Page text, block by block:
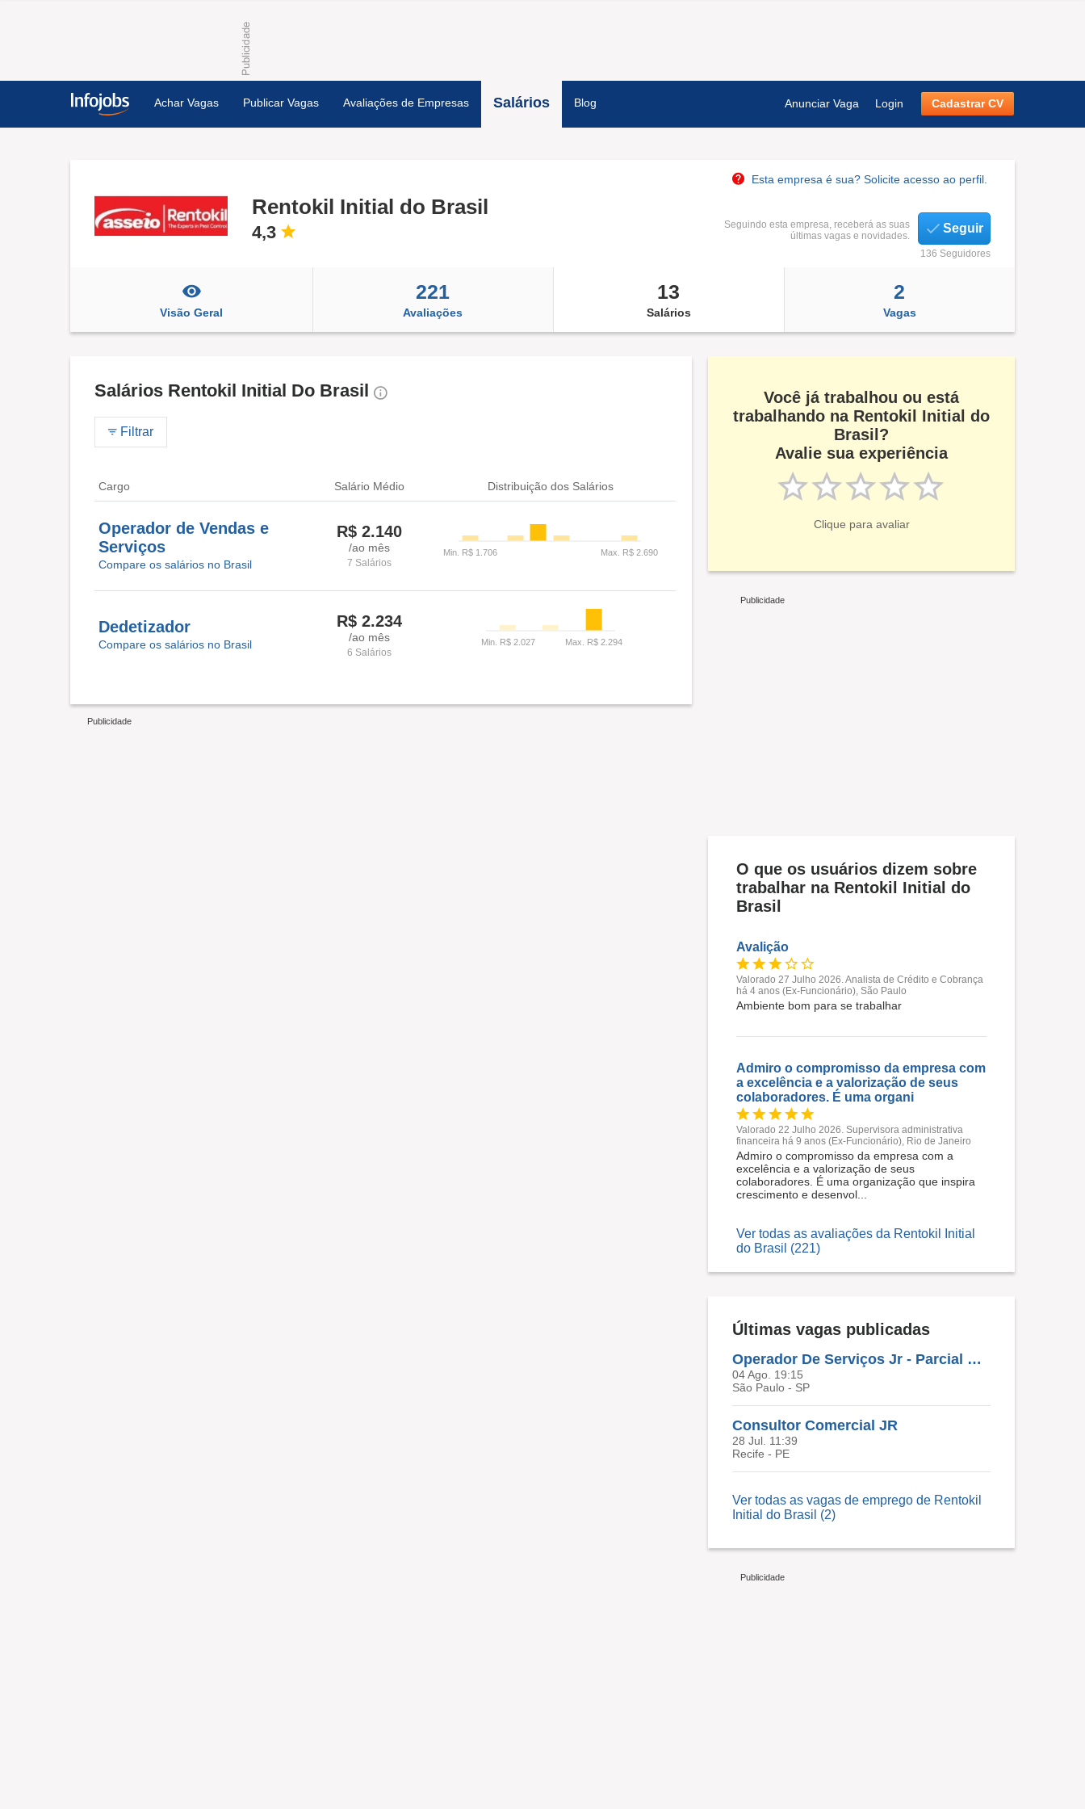
Achar Vagas Publicar Vagas Avaliações de Empresas Salários Blog Anunciar Vaga Login Cadastrar CV
Esta empresa é sua? Solicite acesso ao perfil.
Rentokil Initial do Brasil
4,3
Seguindo esta empresa, receberá as suas
últimas vagas e novidades.
Seguir
136 Seguidores
Visão Geral
221
Avaliações
13
Salários
2
Vagas
Salários Rentokil Initial Do Brasil
Filtrar
Cargo Salário Médio Distribuição dos Salários
Operador de Vendas e
Serviços
Compare os salários no Brasil
R$ 2.140
/ao mês
7 Salários
Dedetizador
Compare os salários no Brasil
R$ 2.234
/ao mês
6 Salários
Você já trabalhou ou está
trabalhando na Rentokil Initial do
Brasil?
Avalie sua experiência
Clique para avaliar
O que os usuários dizem sobre
trabalhar na Rentokil Initial do
Brasil
Avalição
Valorado 27 Julho 2026. Analista de Crédito e Cobrança
há 4 anos (Ex-Funcionário), São Paulo
Ambiente bom para se trabalhar
Admiro o compromisso da empresa com
a excelência e a valorização de seus
colaboradores. É uma organi
Valorado 22 Julho 2026. Supervisora administrativa
financeira há 9 anos (Ex-Funcionário), Rio de Janeiro
Admiro o compromisso da empresa com a
excelência e a valorização de seus
colaboradores. É uma organização que inspira
crescimento e desenvol...
Ver todas as avaliações da Rentokil Initial
do Brasil (221)
Últimas vagas publicadas
Operador De Serviços Jr - Parcial Noturno - Zona Norte / SP
04 Ago. 19:15
São Paulo - SP
Consultor Comercial JR
28 Jul. 11:39
Recife - PE
Ver todas as vagas de emprego de Rentokil
Initial do Brasil (2)